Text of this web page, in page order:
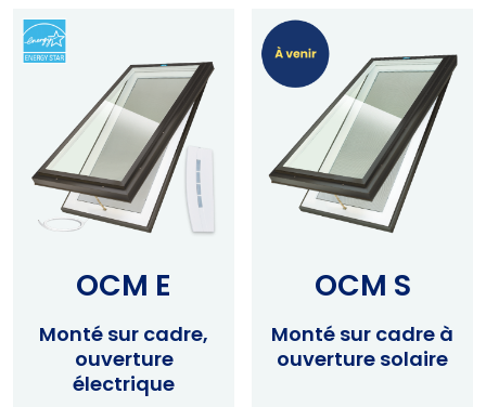
Outils et ressources
Dimensions Standard
Commande De Dimensions Personnalisées
Instructions d’installation
Dessins et caractéristiques
FAKRO
Slimlite
OCM E
Monté sur cadre,
ouverture
électrique
OCM S
Monté sur cadre à
ouverture solaire